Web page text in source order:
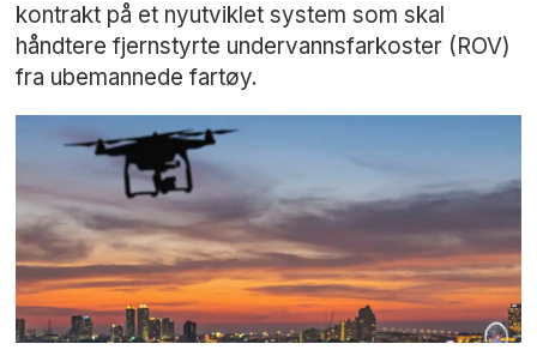
kontrakt på et nyutviklet system som skal
håndtere fjernstyrte undervannsfarkoster (ROV)
fra ubemannede fartøy.